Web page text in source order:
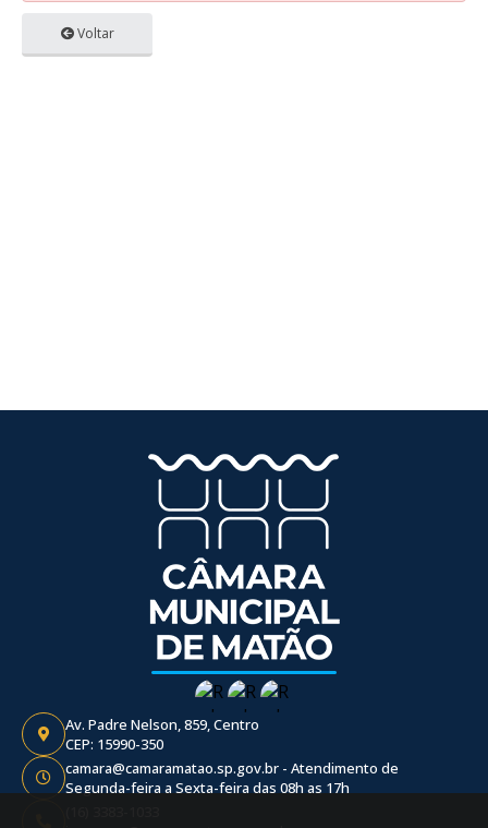
Voltar
Av. Padre Nelson, 859, Centro
CEP: 15990-350
camara@camaramatao.sp.gov.br - Atendimento de
Segunda-feira a Sexta-feira das 08h as 17h